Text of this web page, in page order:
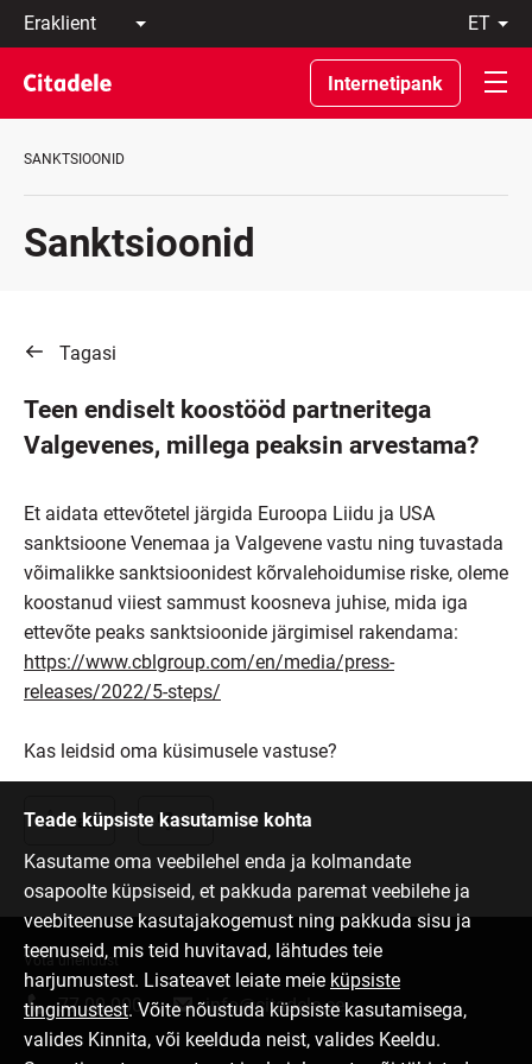
Eraklient
Äriklient
Pangast
C
REWARDS
et
Eesti
По-
русски
In
Internetipank
SANKTSIOONID
Sanktsioonid
Tagasi
Teen endiselt koostööd partneritega
Valgevenes, millega peaksin arvestama?
Et aidata ettevõtetel järgida Euroopa Liidu ja USA
sanktsioone Venemaa ja Valgevene vastu ning tuvastada
võimalikke sanktsioonidest kõrvalehoidumise riske, oleme
koostanud viiest sammust koosneva juhise, mida iga
ettevõte peaks sanktsioonide järgimisel rakendama:
https://www.cblgroup.com/en/media/press-
releases/2022/5-steps/
Kas leidsid oma küsimusele vastuse?
Jah Ei
Teade küpsiste kasutamise kohta
Kasutame oma veebilehel enda ja kolmandate
osapoolte küpsiseid, et pakkuda paremat veebilehe ja
veebiteenuse kasutajakogemust ning pakkuda sisu ja
teenuseid, mis teid huvitavad, lähtudes teie
harjumustest. Lisateavet leiate meie küpsiste
tingimustest. Võite nõustuda küpsiste kasutamisega,
valides Kinnita, või keelduda neist, valides Keeldu.
Võta ühendust
77 00 000 info@citadele.ee